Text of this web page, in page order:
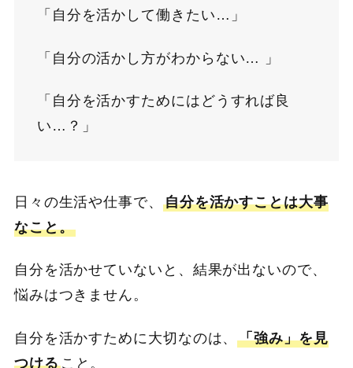
「自分を活かして働きたい…」
「自分の活かし方がわからない… 」
「自分を活かすためにはどうすれば良
い…？」
日々の生活や仕事で、 自分を活かすことは大事
なこと。
自分を活かせていないと、結果が出ないので、
悩みはつきません。
自分を活かすために大切なのは、「強み」を見
つけること。